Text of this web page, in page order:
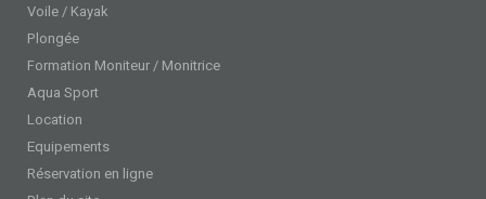
Voile / Kayak
Plongée
Formation Moniteur / Monitrice
Aqua Sport
Location
Equipements
Réservation en ligne